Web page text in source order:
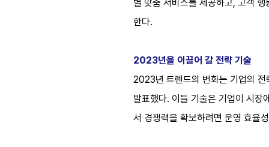
별 맞춤 서비스를 제공하고, 고객
한다.
2023년을 이끌어 갈 전략 기술
2023년 트렌드의 변화는 기업의
발표했다. 이들 기술은 기업이 시장
서 경쟁력을 확보하려면 운영 효율